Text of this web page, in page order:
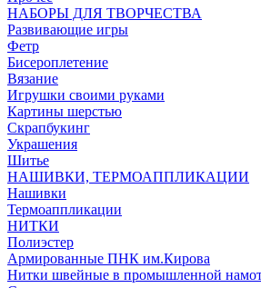
НАБОРЫ ДЛЯ ТВОРЧЕСТВА
Развивающие игры
Фетр
Бисероплетение
Вязание
Игрушки своими руками
Картины шерстью
Скрапбукинг
Украшения
Шитье
НАШИВКИ, ТЕРМОАППЛИКАЦИИ
Нашивки
Термоаппликации
НИТКИ
Полиэстер
Армированные ПНК им.Кирова
Нитки швейные в промышленной